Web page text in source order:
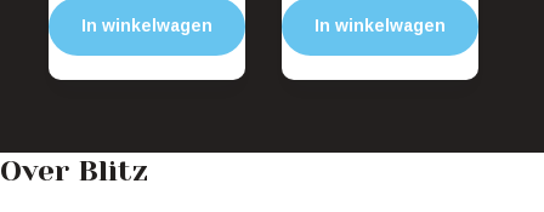
was:
is:
In winkelwagen
was:
is:
In winkelwagen
Over Blitz